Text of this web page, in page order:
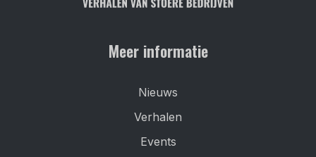
Meer informatie
Nieuws
Verhalen
Events